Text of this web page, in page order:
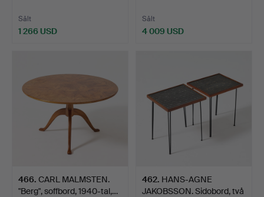
Sålt
1 266 USD
Sålt
4 009 USD
466. CARL MALMSTEN.
"Berg", soffbord, 1940-tal,…
462. HANS-AGNE
JAKOBSSON. Sidobord, två